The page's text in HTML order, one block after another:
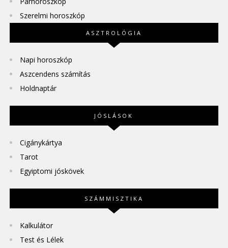
Szerelmi horoszkóp
ASZTROLÓGIA
Napi horoszkóp
Aszcendens számítás
Holdnaptár
JÓSLÁSOK
Cigánykártya
Tarot
Egyiptomi jóskövek
SZÁMMISZTIKA
Kalkulátor
Test és Lélek